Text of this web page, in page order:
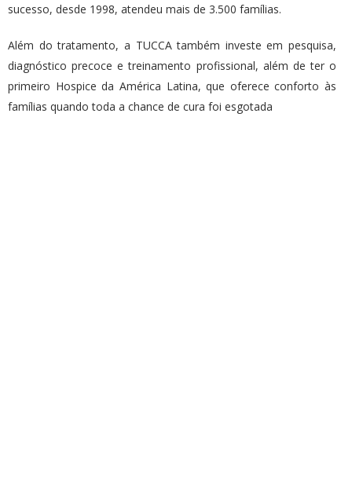
sucesso, desde 1998, atendeu mais de 3.500 famílias.
Além do tratamento, a TUCCA também investe em pesquisa,
diagnóstico precoce e treinamento profissional, além de ter o
primeiro Hospice da América Latina, que oferece conforto às
famílias quando toda a chance de cura foi esgotada